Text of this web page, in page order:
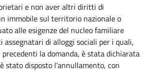
e non aver altri diritti di
immobile sul territorio nazionale o
alle esigenze del nucleo familiare
assegnatari di alloggi sociali per i quali,
la domanda, è stata dichiarata
stato disposto l’annullamento, con